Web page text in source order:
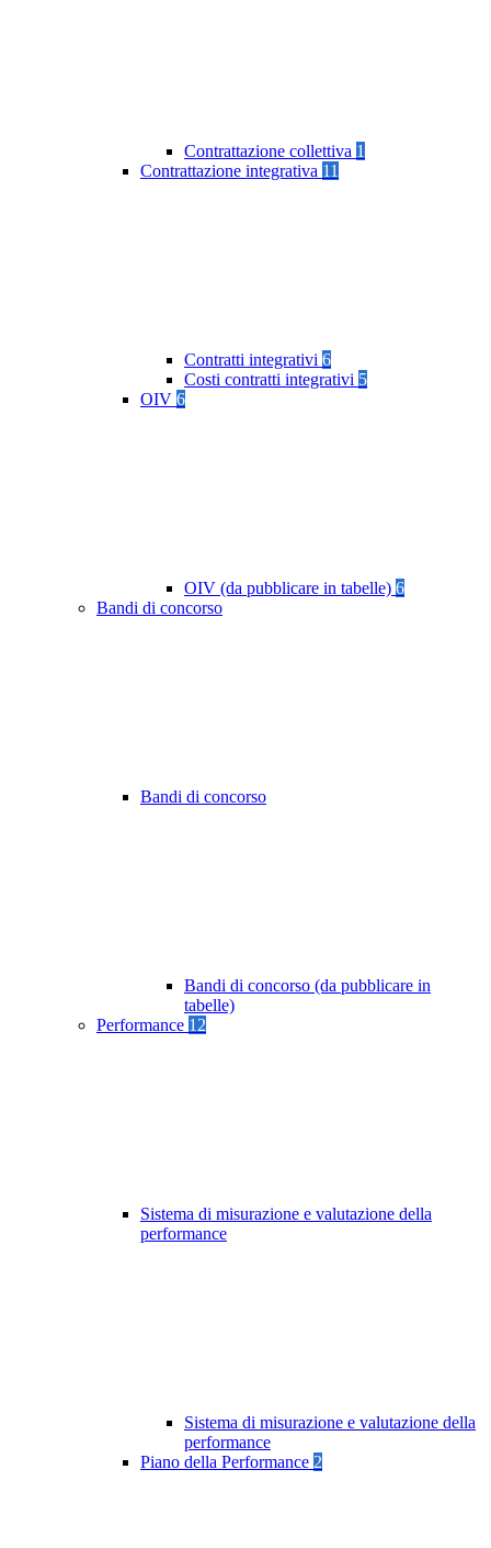
Contrattazione collettiva 1
Contrattazione integrativa 11
Contratti integrativi 6
Costi contratti integrativi 5
OIV 6
OIV (da pubblicare in tabelle) 6
Bandi di concorso
Bandi di concorso
Bandi di concorso (da pubblicare in
tabelle)
Performance 12
Sistema di misurazione e valutazione della
performance
Sistema di misurazione e valutazione della
performance
Piano della Performance 2